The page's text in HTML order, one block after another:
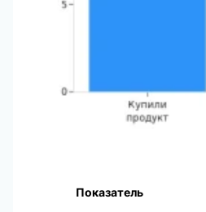
Показатель